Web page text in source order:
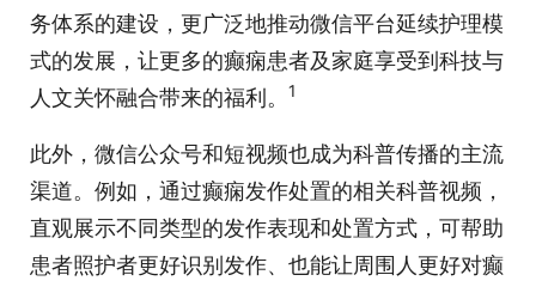
务体系的建设，更广泛地推动微信平台延续护理模
式的发展，让更多的癫痫患者及家庭享受到科技与
人文关怀融合带来的福利。
1
此外，微信公众号和短视频也成为科普传播的主流
渠道。例如，通过癫痫发作处置的相关科普视频，
直观展示不同类型的发作表现和处置方式，可帮助
患者照护者更好识别发作、也能让周围人更好对癫